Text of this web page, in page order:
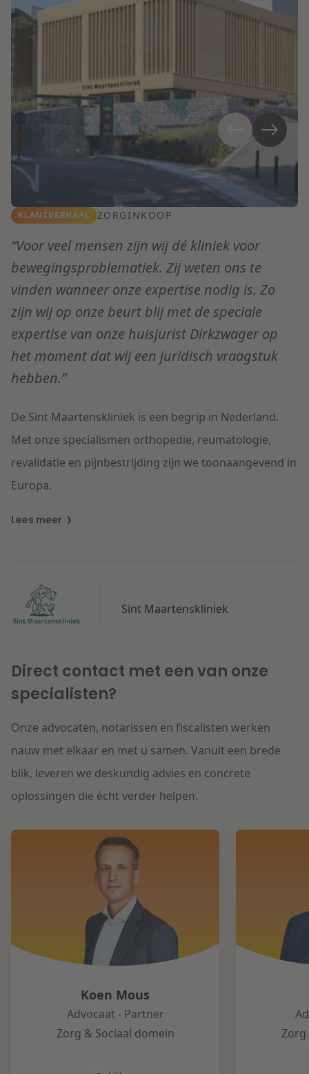
KLANTVERHAAL ZORGINKOOP
“Voor veel mensen zijn wij dé kliniek voor
bewegingsproblematiek. Zij weten ons te
vinden wanneer onze expertise nodig is. Zo
zijn wij op onze beurt blij met de speciale
expertise van onze huisjurist Dirkzwager op
het moment dat wij een juridisch vraagstuk
hebben.”
De Sint Maartenskliniek is een begrip in Nederland.
Met onze specialismen orthopedie, reumatologie,
revalidatie en pijnbestrijding zijn we toonaangevend in
Europa.
Lees meer
Sint Maartenskliniek
Direct contact met een van onze
specialisten?
Onze advocaten, notarissen en fiscalisten werken
nauw met elkaar en met u samen. Vanuit een brede
blik, leveren we deskundig advies en concrete
oplossingen die écht verder helpen.
Koen Mous
Advocaat - Partner
Zorg & Sociaal domein
Zorg